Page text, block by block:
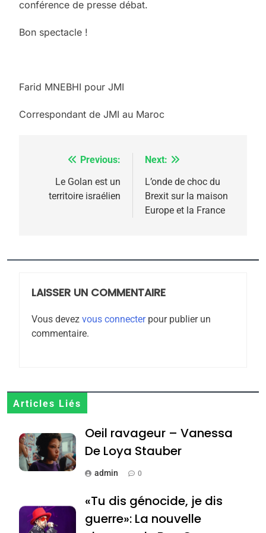
conférence de presse débat.​
Bon spectacle !​
Farid MNEBHI pour JMI
Correspondant de JMI au Maroc
NavigationPrevious:
Le Golan est un
territoire israélien
Next:
L’onde de choc du
Brexit sur la maison
Europe et la France
LAISSER UN COMMENTAIRE
Vous devez vous connecterpour publier un
commentaire.
Articles Liés
Oeil ravageur – Vanessa
De Loya Stauber
admin 0
«Tu dis génocide, je dis
guerre»: La nouvelle
2025, l’année la plus
rapport d’ADL contre
FRANCE ISRAÉL
6
Zrihen-Dvir
7
Jacques Hadida
JUDAISME
Maroc : Les amandes de
Tafraout, le miel de Tadla
Azilal consacrés produits